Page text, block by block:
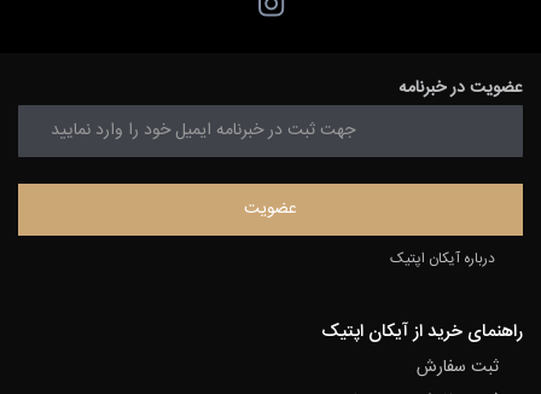
عضویت در خبرنامه
درباره آیکان اپتیک
راهنمای خرید از آیکان اپتیک
ثبت سفارش